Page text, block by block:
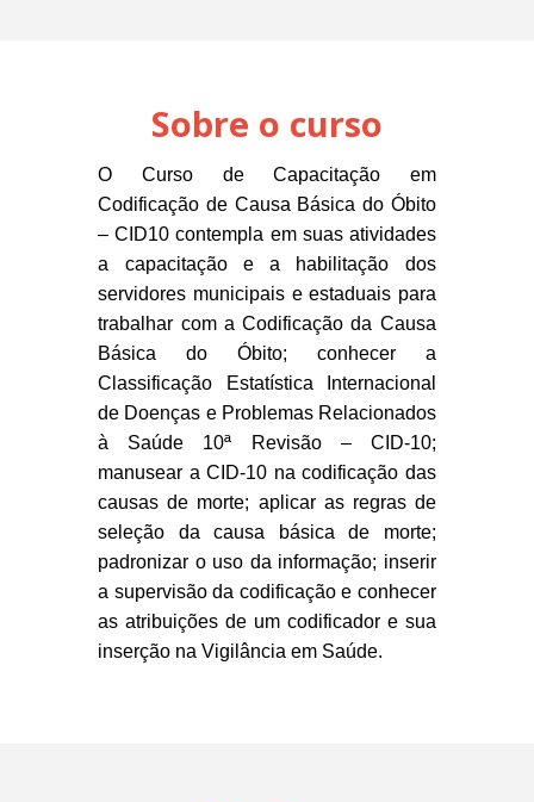
Sobre o curso
O Curso de Capacitação em
Codificação de Causa Básica do Óbito
– CID10 contempla em suas atividades
a capacitação e a habilitação dos
servidores municipais e estaduais para
trabalhar com a Codificação da Causa
Básica do Óbito; conhecer a
Classificação Estatística Internacional
de Doenças e Problemas Relacionados
à Saúde 10ª Revisão – CID-10;
manusear a CID-10 na codificação das
causas de morte; aplicar as regras de
seleção da causa básica de morte;
padronizar o uso da informação; inserir
a supervisão da codificação e conhecer
as atribuições de um codificador e sua
inserção na Vigilância em Saúde.